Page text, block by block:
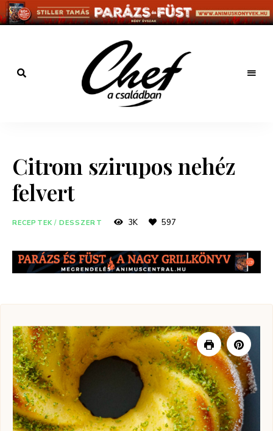
családban
Citrom szirupos nehéz
felvert
RECEPTEK / DESSZERT 3K 597